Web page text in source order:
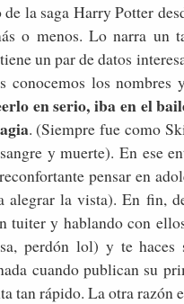
la saga Harry Potter
o menos. Lo narra un
un par de datos
conocemos los nombres
en serio, iba en el
. (Siempre fue como
y muerte). En ese
pensar en
alegrar la vista). En fin,
tuiter y hablando con
perdón lol) y te haces
cuando publican su
tan rápido. La otra razón